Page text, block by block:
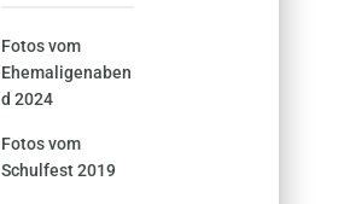
Fotos vom
Ehemaligenaben
d 2024
Fotos vom
Schulfest 2019